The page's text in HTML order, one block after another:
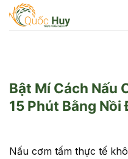
Skip
Bật Mí Cách Nấu
15 Phút Bằng Nồi
Nấu cơm tấm thực tế